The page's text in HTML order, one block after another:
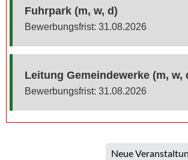
Fuhrpark (m, w, d)
31.08.2026
Leitung Gemeindewerke (m, w,
31.08.2026